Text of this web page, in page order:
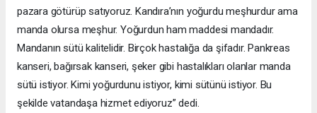
pazara götürüp satıyoruz. Kandıra’nın yoğurdu meşhurdur ama
manda olursa meşhur. Yoğurdun ham maddesi mandadır.
Mandanın sütü kalitelidir. Birçok hastalığa da şifadır. Pankreas
kanseri, bağırsak kanseri, şeker gibi hastalıkları olanlar manda
sütü istiyor. Kimi yoğurdunu istiyor, kimi sütünü istiyor. Bu
şekilde vatandaşa hizmet ediyoruz” dedi.